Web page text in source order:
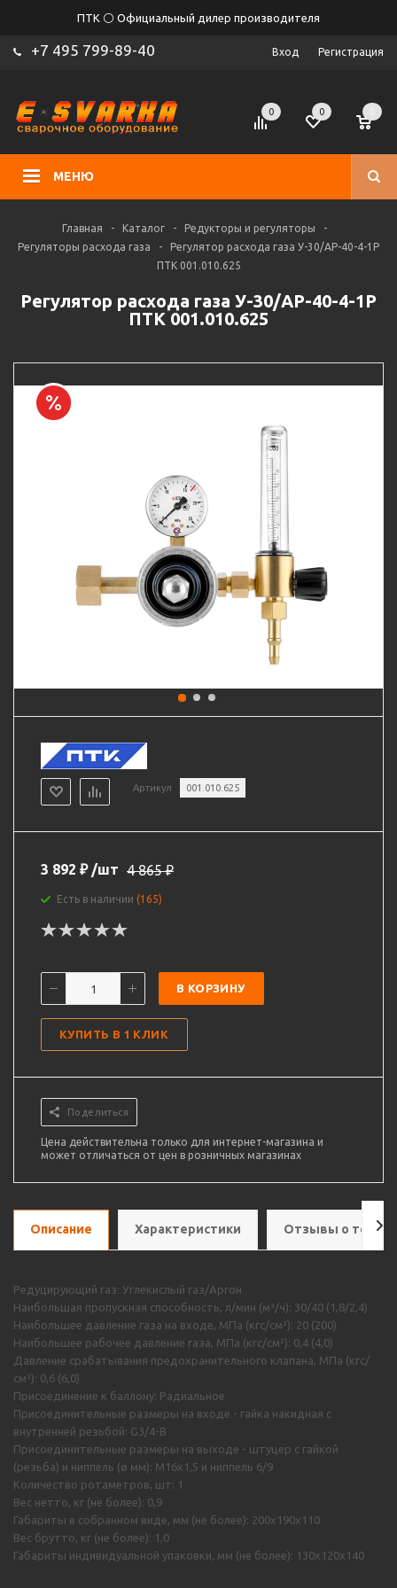
ПТК ⚪ Официальный дилер производителя
+7 495 799-89-40 Вход Регистрация
МЕНЮ
0 0
Главная - Каталог - Редукторы и регуляторы
-
Регуляторы расхода газа
-
Регулятор расхода газа У-30/АР-40-4-1Р
ПТК 001.010.625
Регулятор расхода газа У-30/АР-40-4-1Р
ПТК 001.010.625
Артикул 001.010.625
3 892 ₽ /шт 4 865₽
Есть в наличии (165)
В КОРЗИНУ
КУПИТЬ В 1 КЛИК
Поделиться
Цена действительна только для интернет-магазина и
может отличаться от цен в розничных магазинах
Описание Характеристики Отзывы о
Редуцирующий газ: Углекислый газ/Аргон
Наибольшая пропускная способность, л/мин (м³/ч): 30/40 (1,8/2,4)
Наибольшее давление газа на входе, МПа (кгс/см²): 20 (200)
Наибольшее рабочее давление газа, МПа (кгс/см²): 0,4 (4,0)
Давление срабатывания предохранительного клапана, МПа (кгс/
см²): 0,6 (6,0)
Присоединение к баллону: Радиальное
Присоединительные размеры на входе - гайка накидная с
внутренней резьбой: G3/4-B
Присоединительные размеры на выходе - штуцер с гайкой
(резьба) и ниппель (ø мм): M16х1,5 и ниппель 6/9
Количество ротаметров, шт: 1
Вес нетто, кг (не более): 0,9
Габариты в собранном виде, мм (не более): 200х190х110
Вес брутто, кг (не более): 1,0
Габариты индивидуальной упаковки, мм (не более): 130х120х140